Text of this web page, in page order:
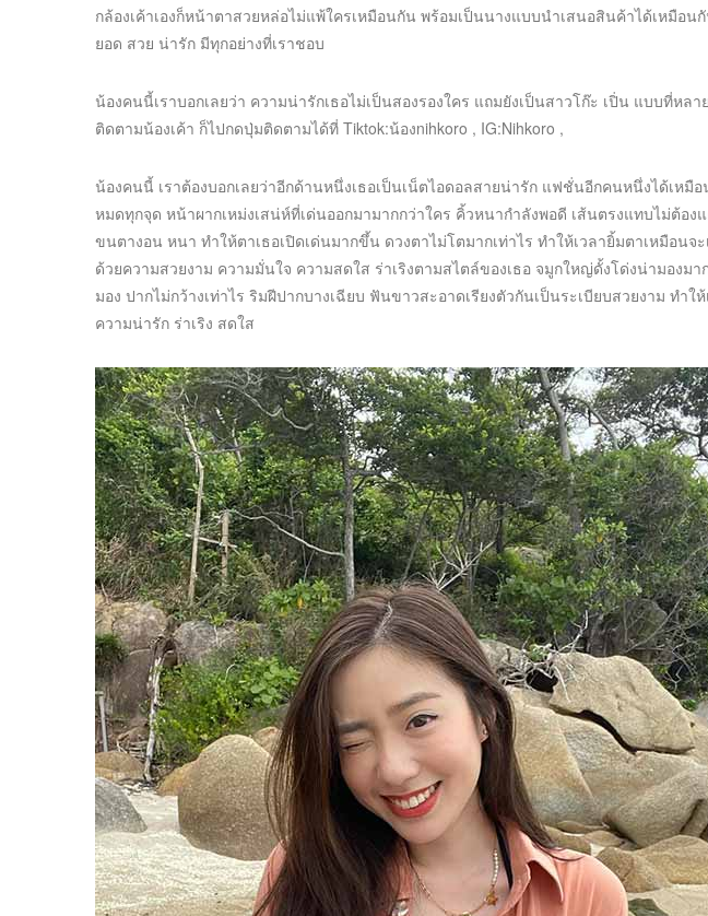
กล้องเค้าเองก็หน้าตาสวยหล่อไม่แพ้ใครเหมือนกัน พร้อมเป็นนางแบบนำเสนอสินค้าได้เหมือน
ยอด สวย น่ารัก มีทุกอย่างที่เราชอบ
น้องคนนี้เราบอกเลยว่า ความน่ารักเธอไม่เป็นสองรองใคร แถมยังเป็นสาวโก๊ะ เปิ่น แบบที่หล
ติดตามน้องเค้า ก็ไปกดปุ่มติดตามได้ที่ Tiktok:น้องnihkoro , IG:Nihkoro ,
น้องคนนี้ เราต้องบอกเลยว่าอีกด้านหนึ่งเธอเป็นเน็ตไอดอลสายน่ารัก แฟชั่นอีกคนหนึ่งได้เหมื
หมดทุกจุด หน้าผากเหม่งเสน่ห์ที่เด่นออกมามากกว่าใคร คิ้วหนากำลังพอดี เส้นตรงแทบไม่ต้อง
ขนตางอน หนา ทำให้ตาเธอเปิดเด่นมากขึ้น ดวงตาไม่โตมากเท่าไร ทำให้เวลายิ้มตาเหมือนจ
ด้วยความสวยงาม ความมั่นใจ ความสดใส ร่าเริงตามสไตล์ของเธอ จมูกใหญ่ดั้งโด่งน่ามองม
มอง ปากไม่กว้างเท่าไร ริมฝีปากบางเฉียบ ฟันขาวสะอาดเรียงตัวกันเป็นระเบียบสวยงาม ทำใ
ความน่ารัก ร่าเริง สดใส